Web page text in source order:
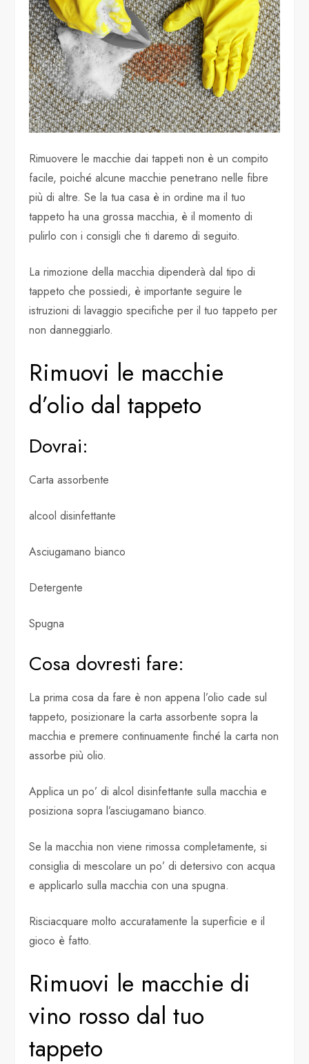
Rimuovere le macchie dai tappeti non è un compito
facile, poiché alcune macchie penetrano nelle fibre
più di altre. Se la tua casa è in ordine ma il tuo
tappeto ha una grossa macchia, è il momento di
pulirlo con i consigli che ti daremo di seguito.
La rimozione della macchia dipenderà dal tipo di
tappeto che possiedi, è importante seguire le
istruzioni di lavaggio specifiche per il tuo tappeto per
non danneggiarlo.
Rimuovi le macchie
d’olio dal tappeto
Dovrai:
Carta assorbente
alcool disinfettante
Asciugamano bianco
Detergente
Spugna
Cosa dovresti fare:
La prima cosa da fare è non appena l’olio cade sul
tappeto, posizionare la carta assorbente sopra la
macchia e premere continuamente finché la carta non
assorbe più olio.
Applica un po’ di alcol disinfettante sulla macchia e
posiziona sopra l’asciugamano bianco.
Se la macchia non viene rimossa completamente, si
consiglia di mescolare un po’ di detersivo con acqua
e applicarlo sulla macchia con una spugna.
Risciacquare molto accuratamente la superficie e il
gioco è fatto.
Rimuovi le macchie di
vino rosso dal tuo
tappeto